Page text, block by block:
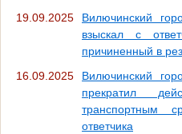
19.09.2025
Вилючинский
взыскал с
причиненный в
16.09.2025
Вилючинский
прекратил
транспортным
ответчика